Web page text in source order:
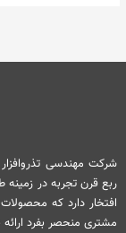
ربع قرن تجربه در زمینه
مشتری منحصر بفرد